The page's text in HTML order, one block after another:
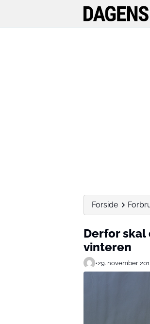
Forside
Derfor
vinteren
•29. november